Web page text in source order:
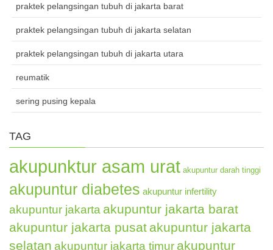
praktek pelangsingan tubuh di jakarta barat
praktek pelangsingan tubuh di jakarta selatan
praktek pelangsingan tubuh di jakarta utara
reumatik
sering pusing kepala
TAG
akupunktur asam urat akupuntur darah tinggi
akupuntur diabetes akupuntur infertility
akupuntur jakarta akupuntur jakarta barat
akupuntur jakarta pusat akupuntur jakarta
selatan akupuntur jakarta timur akupuntur